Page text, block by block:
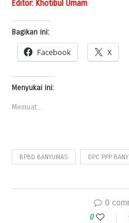
Editor: Khotibul Umam
Bagikan ini:
Facebook X
Menyukai ini:
Memuat...
BPBD BANYUMAS DPC PPP
0
0